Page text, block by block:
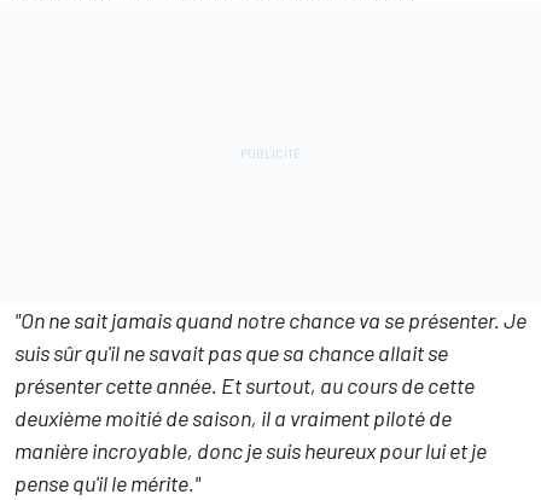
"On ne sait jamais quand notre chance va se présenter. Je
suis sûr qu'il ne savait pas que sa chance allait se
présenter cette année. Et surtout, au cours de cette
deuxième moitié de saison, il a vraiment piloté de
manière incroyable, donc je suis heureux pour lui et je
pense qu'il le mérite."